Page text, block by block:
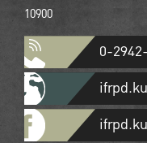
10900
0-
ifrpd.ku